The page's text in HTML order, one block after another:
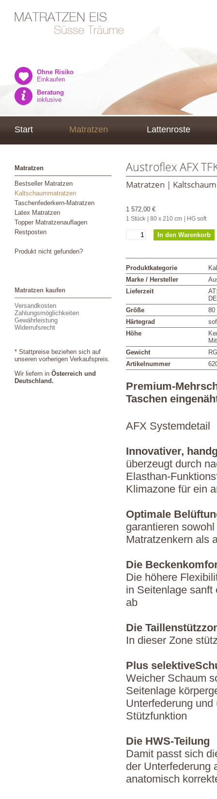
Ohne Risiko
Einkaufen
Beratung
inklusive
Start Matratzen Lattenroste
Matratzen
Bestseller Matratzen
Kaltschaummatratzen
Taschenfederkern-Matratzen
Latex Matratzen
Topper Matratzenauflagen
Restposten
Produkt nicht gefunden?
Matratzen kaufen
Versandkosten
Zahlungsmöglichkeiten
Gewährleistung
Widerrufsrecht
* Stattpreise beziehen sich auf
unseren vorherigen Verkaufspreis.
Wir liefern in Österreich und
Deutschland.
Austroflex AFX
Matratzen |
1 572,00 €
1 Stück | 80 x 210 cm | HG soft
Produktkategorie
Marke / Hersteller
Lieferzeit
Größe
80
Härtegrad
Höhe
Gewicht
Artikelnummer
Premium-
Taschen
AFX Systemdetail
Innovativer,
überzeugt durch
Elasthan-
Klimazone für ein
Optimale
garantieren
Matratzenkern als
Die
Die höhere
in Seitenlage sanft
ab
Die
In dieser Zone
Plus
Weicher Schaum
Seitenlage
Unterfederung
Stützfunktion
Die HWS-Teilung
Damit passt sich
der Unterfederung
anatomisch